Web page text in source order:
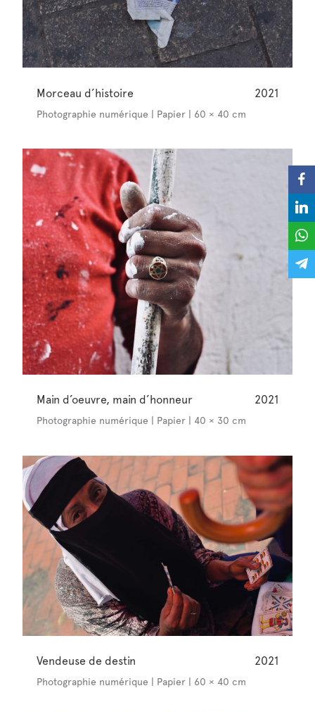
Morceau d’histoire 2021
Photographie numérique | Papier | 60 × 40 cm
Main d’oeuvre, main d’honneur 2021
Photographie numérique | Papier | 40 × 30 cm
Vendeuse de destin 2021
Photographie numérique | Papier | 60 × 40 cm